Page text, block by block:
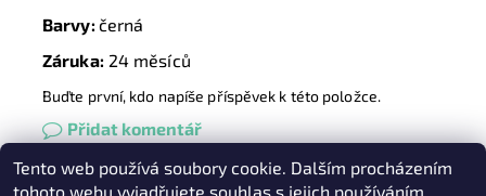
Barvy:černá
Záruka:24 měsíců
Buďte první, kdo napíše příspěvek k této položce.
Přidat komentář
Heureka.cz | Zboží.cz Oázakabelek
Tento web používá soubory cookie. Dalším procházením
tohoto webu vyjadřujete souhlas s jejich používáním.